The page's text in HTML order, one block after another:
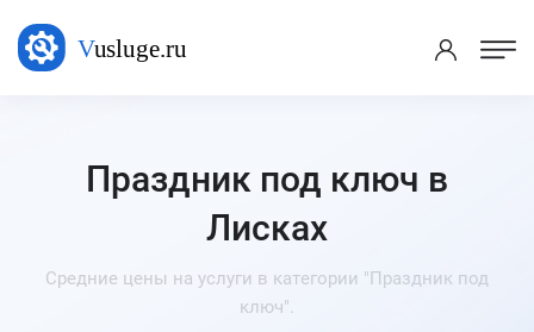
Праздник под ключ в
Лисках
Средние цены на услуги в категории "Праздник под
ключ".